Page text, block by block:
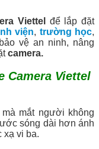
Viettel
để lắp đặt
viện, trường học,
vệ an ninh, nâng
camera.
Camera Viettel
mắt người không
sóng dài hơn ánh
xạ vi ba.